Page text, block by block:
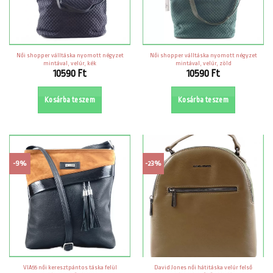
Női shopper válltáska nyomott négyzet
mintával, velúr, kék
10590 Ft
Kosárba teszem
Női shopper válltáska nyomott négyzet
mintával, velúr, zöld
10590 Ft
Kosárba teszem
-9%
VIA55 női keresztpántos táska felül
-23%
David Jones női hátitáska velúr felső